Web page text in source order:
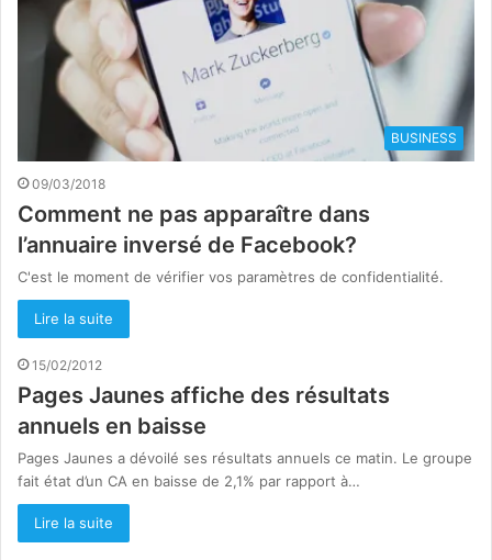
BUSINESS
09/03/2018
Comment ne pas apparaître dans
l’annuaire inversé de Facebook?
C'est le moment de vérifier vos paramètres de confidentialité.
Lire la suite
15/02/2012
Pages Jaunes affiche des résultats
annuels en baisse
Pages Jaunes a dévoilé ses résultats annuels ce matin. Le groupe
fait état d’un CA en baisse de 2,1% par rapport à…
Lire la suite